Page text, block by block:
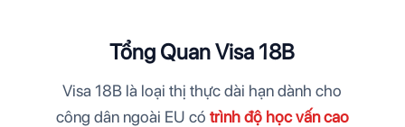
Tổng Quan Visa 18B
Visa 18B là loại thị thực dài hạn dành cho
công dân ngoài EU có trình độ học vấn cao